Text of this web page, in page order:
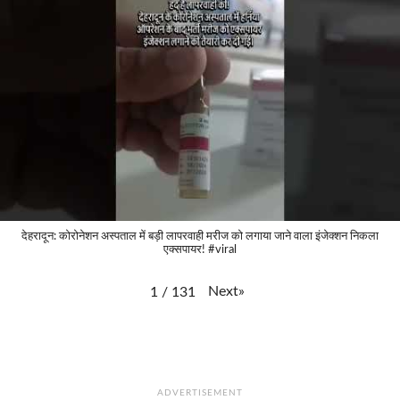
देहरादून: कोरोनेशन अस्पताल में बड़ी लापरवाही मरीज को लगाया जाने वाला इंजेक्शन निकला
एक्सपायर! #viral
1 / 131 Next»
ADVERTISEMENT